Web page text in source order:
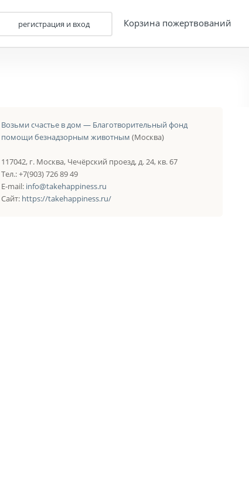
регистрация и вход Корзина пожертвований
Возьми счастье в дом — Благотворительный фонд
помощи безнадзорным животным (Москва)
117042, г. Москва, Чечёрский проезд, д. 24, кв. 67
Тел.: +7(903) 726 89 49
E-mail: info@takehappiness.ru
Сайт: https://takehappiness.ru/